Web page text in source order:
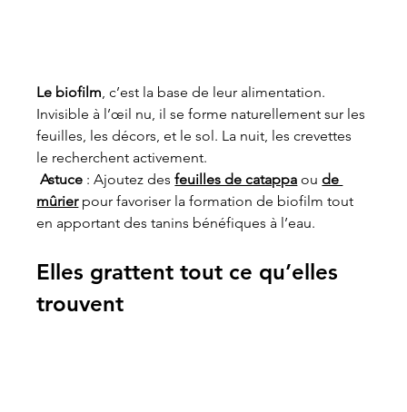
Le biofilm, c’est la base de leur alimentation.
Invisible à l’œil nu, il se forme naturellement sur les
feuilles, les décors, et le sol. La nuit, les crevettes
le recherchent activement.
Astuce : Ajoutez des feuilles de catappa ou de
mûrier pour favoriser la formation de biofilm tout
en apportant des tanins bénéfiques à l’eau.
Elles grattent tout ce qu’elles
trouvent